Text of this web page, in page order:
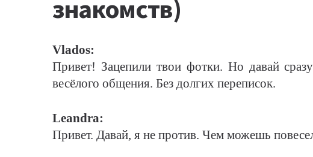
знакомств)
Vlados:
Привет! Зацепили твои фотки. Но давай
весёлого общения. Без долгих переписок.
Leandra:
Привет. Давай, я не против. Чем можешь